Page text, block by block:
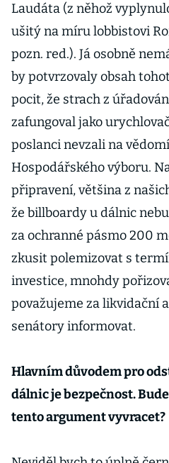
Laudáta (z něhož
ušitý na míru lobbistovi
pozn. red.). Já osobně
by potvrzovaly obsah
pocit, že strach z
zafungoval jako
poslanci nevzali na
Hospodářského výboru.
připravení, většina z
že billboardy u dálnic
za ochranné pásmo 200
zkusit polemizovat s
investice, mnohdy
považujeme za likvidační
senátory informovat.
Hlavním důvodem pro
dálnic je bezpečnost.
tento argument vyvracet?